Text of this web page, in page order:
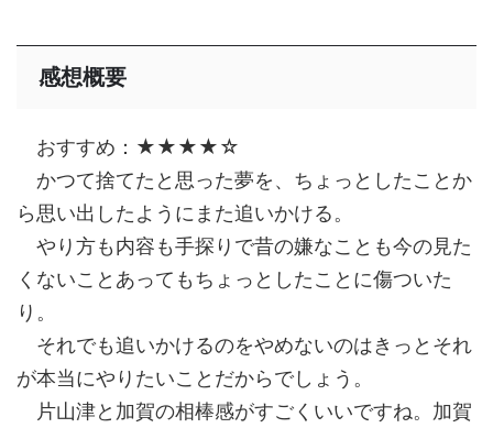
感想概要
おすすめ：★★★★☆
かつて捨てたと思った夢を、ちょっとしたことか
ら思い出したようにまた追いかける。
やり方も内容も手探りで昔の嫌なことも今の見た
くないことあってもちょっとしたことに傷ついた
り。
それでも追いかけるのをやめないのはきっとそれ
が本当にやりたいことだからでしょう。
片山津と加賀の相棒感がすごくいいですね。加賀